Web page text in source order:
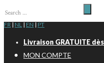
FR | NL | EN | PT
Livraison GRATUITE
MON COMPTE